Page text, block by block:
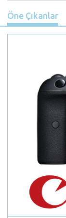
Öne Çıkanlar